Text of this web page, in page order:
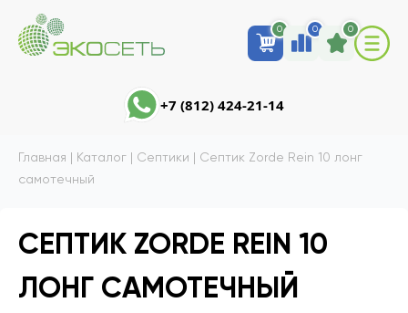
0 0 0
+7 (812) 424-21-14
Главная | Каталог | Септики | Септик Zorde Rein 10 лонг
самотечный
СЕПТИК ZORDE REIN 10
ЛОНГ САМОТЕЧНЫЙ